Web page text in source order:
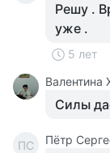
Решу .
уже .
5 лет
Валентина
Силы
ПС Пётр